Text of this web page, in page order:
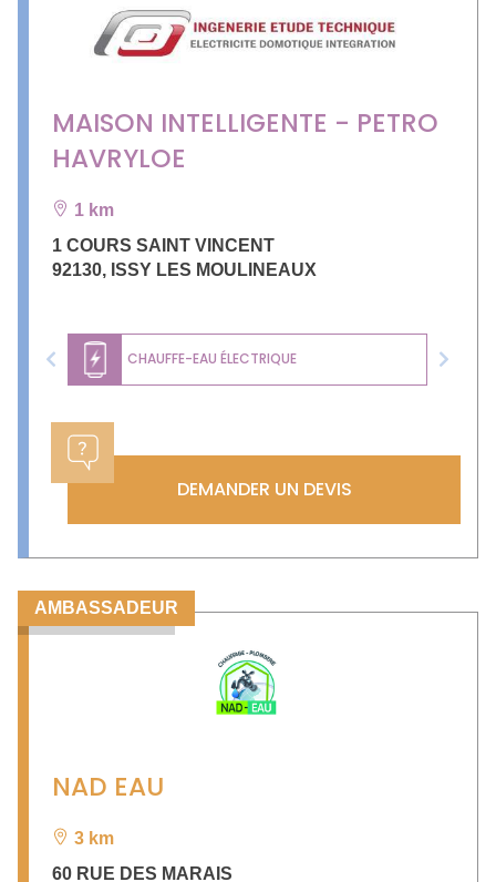
MAISON INTELLIGENTE - PETRO
HAVRYLOE
1 km
1 COURS SAINT VINCENT
92130, ISSY LES MOULINEAUX
CHAUFFE-EAU ÉLECTRIQUE
Previous Next
DEMANDER UN DEVIS
AMBASSADEUR
NAD EAU
3 km
60 RUE DES MARAIS